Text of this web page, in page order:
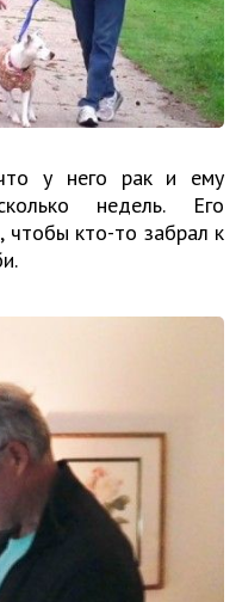
у него рак и ему
недель. Его
кто-то забрал к